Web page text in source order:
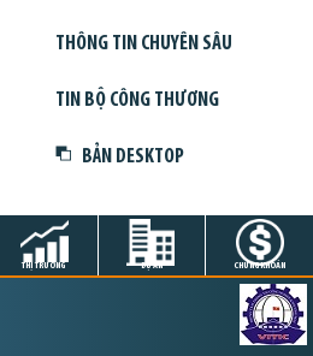
THÔNG TIN CHUYÊN SÂU
TIN BỘ CÔNG THƯƠNG
BẢN DESKTOP
THỊ TRƯỜNG DỰ ÁN CHỨNG KHOÁN